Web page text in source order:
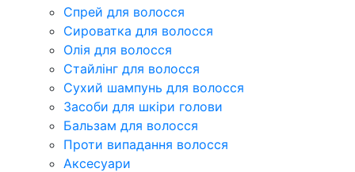
Спрей для волосся
Сироватка для волосся
Олія для волосся
Стайлінг для волосся
Сухий шампунь для волосся
Засоби для шкіри голови
Бальзам для волосся
Проти випадання волосся
Аксесуари